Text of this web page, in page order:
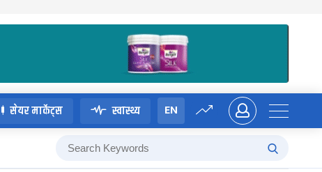
सेयर मार्केट्स स्वास्थ्य EN